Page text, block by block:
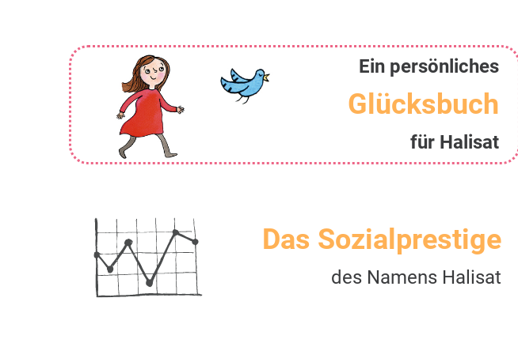
Ein persönliches
Glücksbuch
für Halisat
Das Sozialprestige
des Namens Halisat